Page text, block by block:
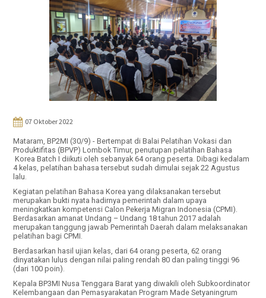
07 Oktober 2022
Mataram, BP2MI (30/9) - Bertempat di Balai Pelatihan Vokasi dan
Produktifitas (BPVP) Lombok Timur, penutupan pelatihan Bahasa
Korea Batch I diikuti oleh sebanyak 64 orang peserta. Dibagi kedalam
4 kelas, pelatihan bahasa tersebut sudah dimulai sejak 22 Agustus
lalu.
Kegiatan pelatihan Bahasa Korea yang dilaksanakan tersebut
merupakan bukti nyata hadirnya pemerintah dalam upaya
meningkatkan kompetensi Calon Pekerja Migran Indonesia (CPMI).
Berdasarkan amanat Undang – Undang 18 tahun 2017 adalah
merupakan tanggung jawab Pemerintah Daerah dalam melaksanakan
pelatihan bagi CPMI.
Berdasarkan hasil ujian kelas, dari 64 orang peserta, 62 orang
dinyatakan lulus dengan nilai paling rendah 80 dan paling tinggi 96
(dari 100 poin).
Kepala BP3MI Nusa Tenggara Barat yang diwakili oleh Subkoordinator
Kelembangaan dan Pemasyarakatan Program Made Setyaningrum